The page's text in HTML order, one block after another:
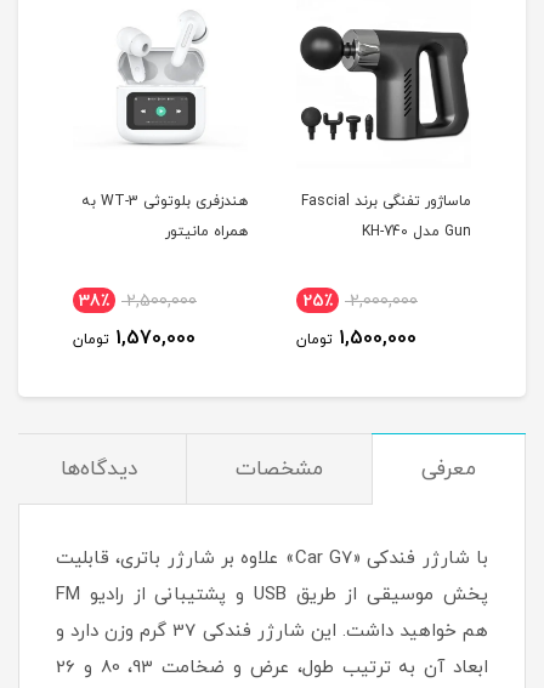
ماساژور تفنگی برند Fascial
Gun مدل KH-740
2,000,000 25٪
1,500,000 تومان
هندزفری بلوتوثی WT-3 به
همراه مانیتور
2,500,000 38٪
1,570,000 تومان
معرفی مشخصات دیدگاه‌ها
با شارژر فندکی «Car G7» علاوه بر شارژر باتری، قابلیت
پخش موسیقی از طریق USB و پشتیبانی از رادیو FM
هم خواهید داشت. این شارژر فندکی 37 گرم وزن دارد و
ابعاد آن به ترتیب طول، عرض و ضخامت 93، 80 و 26